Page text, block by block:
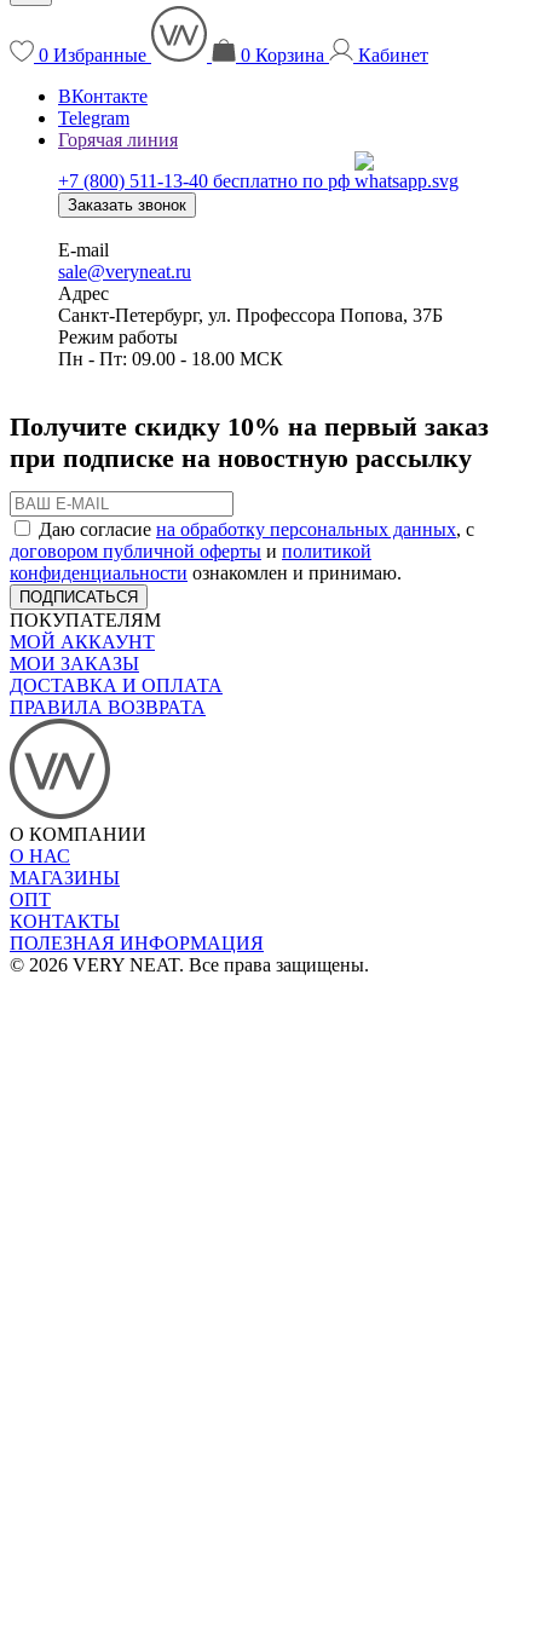
0 Избранные 0 Корзина
Кабинет
ВКонтакте
Telegram
Горячая линия
+7 (800) 511-13-40 бесплатно по рф
Заказать звонок
E-mail
sale@veryneat.ru
Адрес
Санкт-Петербург, ул. Профессора Попова, 37Б
Режим работы
Пн - Пт: 09.00 - 18.00 МСК
Получите скидку 10% на первый заказ
при подписке на новостную рассылку
Даю согласие на обработку персональных данных, с
договором публичной оферты и политикой
конфиденциальности ознакомлен и принимаю.
ПОДПИСАТЬСЯ
ПОКУПАТЕЛЯМ
МОЙ АККАУНТ
МОИ ЗАКАЗЫ
ДОСТАВКА И ОПЛАТА
ПРАВИЛА ВОЗВРАТА
О КОМПАНИИ
О НАС
МАГАЗИНЫ
ОПТ
КОНТАКТЫ
ПОЛЕЗНАЯ ИНФОРМАЦИЯ
© 2026 VERY NEAT. Все права защищены.